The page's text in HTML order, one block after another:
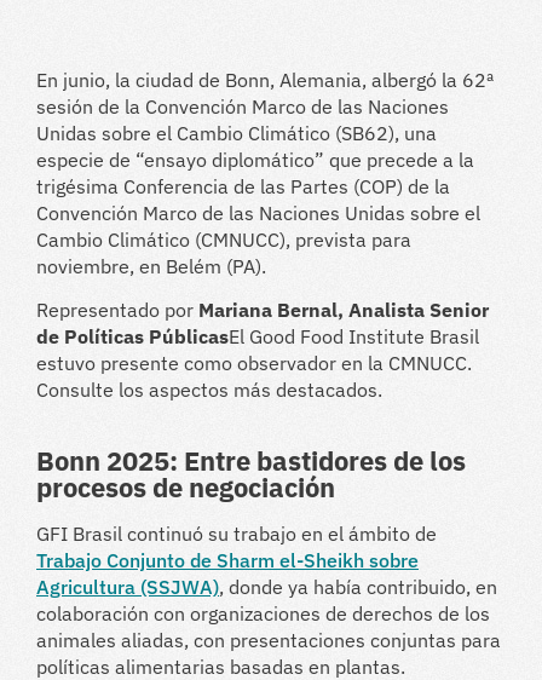
En junio, la ciudad de Bonn, Alemania, albergó la 62ª
sesión de la Convención Marco de las Naciones
Unidas sobre el Cambio Climático (SB62), una
especie de “ensayo diplomático” que precede a la
trigésima Conferencia de las Partes (COP) de la
Convención Marco de las Naciones Unidas sobre el
Cambio Climático (CMNUCC), prevista para
noviembre, en Belém (PA).
Representado por Mariana Bernal, Analista Senior
de Políticas PúblicasEl Good Food Institute Brasil
estuvo presente como observador en la CMNUCC.
Consulte los aspectos más destacados.
Bonn 2025: Entre bastidores de los
procesos de negociación
GFI Brasil continuó su trabajo en el ámbito de
Trabajo Conjunto de Sharm el-Sheikh sobre
Agricultura (SSJWA), donde ya había contribuido, en
colaboración con organizaciones de derechos de los
animales aliadas, con presentaciones conjuntas para
políticas alimentarias basadas en plantas.